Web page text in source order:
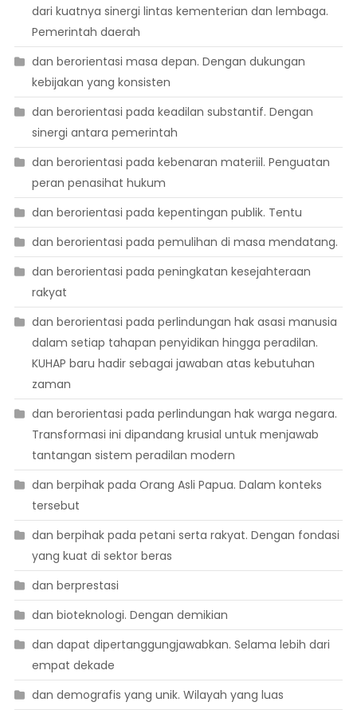
dari kuatnya sinergi lintas kementerian dan lembaga.
Pemerintah daerah
dan berorientasi masa depan. Dengan dukungan
kebijakan yang konsisten
dan berorientasi pada keadilan substantif. Dengan
sinergi antara pemerintah
dan berorientasi pada kebenaran materiil. Penguatan
peran penasihat hukum
dan berorientasi pada kepentingan publik. Tentu
dan berorientasi pada pemulihan di masa mendatang.
dan berorientasi pada peningkatan kesejahteraan
rakyat
dan berorientasi pada perlindungan hak asasi manusia
dalam setiap tahapan penyidikan hingga peradilan.
KUHAP baru hadir sebagai jawaban atas kebutuhan
zaman
dan berorientasi pada perlindungan hak warga negara.
Transformasi ini dipandang krusial untuk menjawab
tantangan sistem peradilan modern
dan berpihak pada Orang Asli Papua. Dalam konteks
tersebut
dan berpihak pada petani serta rakyat. Dengan fondasi
yang kuat di sektor beras
dan berprestasi
dan bioteknologi. Dengan demikian
dan dapat dipertanggungjawabkan. Selama lebih dari
empat dekade
dan demografis yang unik. Wilayah yang luas